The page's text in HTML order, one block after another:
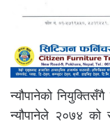
न्यौपानेको
न्यौपानेले २०७४ को